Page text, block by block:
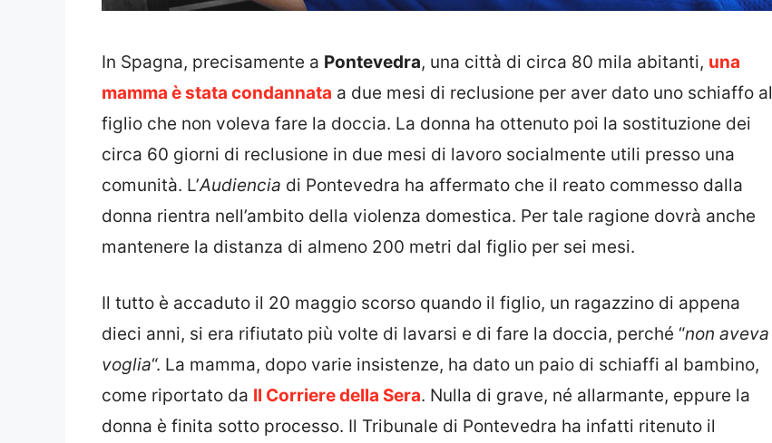
In Spagna, precisamente a Pontevedra, una città di circa 80 mila abitanti, una
mamma è stata condannata a due mesi di reclusione per aver dato uno schiaffo al
figlio che non voleva fare la doccia. La donna ha ottenuto poi la sostituzione dei
circa 60 giorni di reclusione in due mesi di lavoro socialmente utili presso una
comunità. L’Audiencia di Pontevedra ha affermato che il reato commesso dalla
donna rientra nell’ambito della violenza domestica. Per tale ragione dovrà anche
mantenere la distanza di almeno 200 metri dal figlio per sei mesi.
Il tutto è accaduto il 20 maggio scorso quando il figlio, un ragazzino di appena
dieci anni, si era rifiutato più volte di lavarsi e di fare la doccia, perché “non aveva
voglia“. La mamma, dopo varie insistenze, ha dato un paio di schiaffi al bambino,
come riportato da Il Corriere della Sera. Nulla di grave, né allarmante, eppure la
donna è finita sotto processo. Il Tribunale di Pontevedra ha infatti ritenuto il